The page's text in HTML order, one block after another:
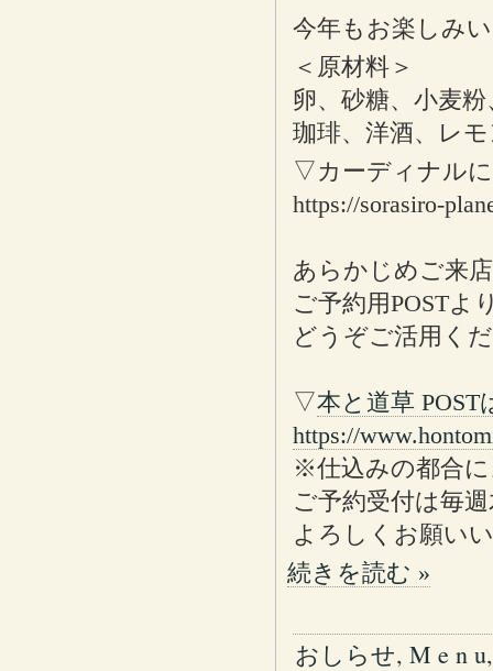
今年もお楽しみ
＜原材料＞
卵、砂糖、小麦
珈琲、洋酒、レ
▽カーディナル
https://sorasiro-
あらかじめご来
ご予約用POST
どうぞご活用く
▽本と道草 POST
https://
※仕込みの都合
ご予約受付は毎
よろしくお願い
続きを読む »
おしらせ, M e n u